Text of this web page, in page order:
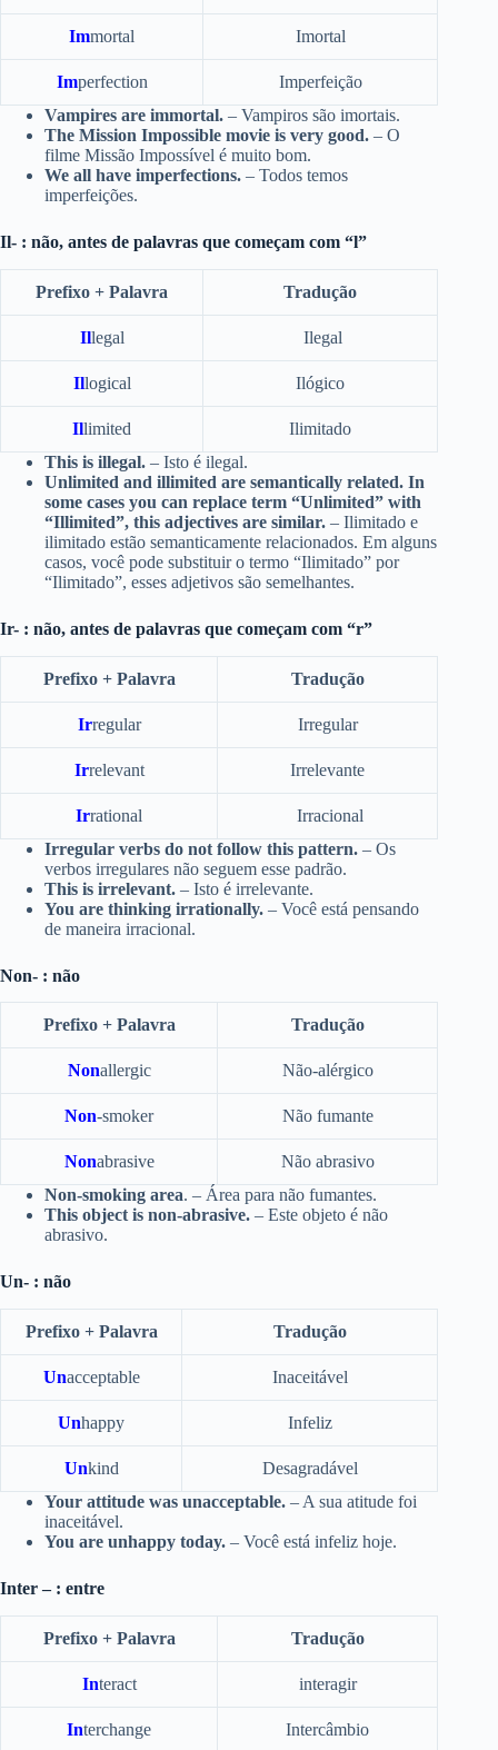
Immortal Imortal
Imperfection
Imperfeição
Vampires are immortal. – Vampiros são imortais.
The Mission Impossible movie is very good. – O
filme Missão Impossível é muito bom.
We all have imperfections. – Todos temos
imperfeições.
Il- : não, antes de palavras que começam com “l”
Prefixo + Palavra Tradução
Illegal Ilegal
Illogical Ilógico
Illimited
Ilimitado
This is illegal. – Isto é ilegal.
Unlimited and illimited are semantically related. In
some cases you can replace term “Unlimited” with
“Illimited”, this adjectives are similar. – Ilimitado e
ilimitado estão semanticamente relacionados. Em alguns
casos, você pode substituir o termo “Ilimitado” por
“Ilimitado”, esses adjetivos são semelhantes.
Ir- : não, antes de palavras que começam com “r”
Prefixo + Palavra Tradução
Irregular Irregular
Irrelevant Irrelevante
Irrational
Irracional
Irregular verbs do not follow this pattern. – Os
verbos irregulares não seguem esse padrão.
This is irrelevant. – Isto é irrelevante.
You are thinking irrationally. – Você está pensando
de maneira irracional.
Non- : não
Prefixo + Palavra Tradução
Nonallergic Não-alérgico
Non-smoker Não fumante
Nonabrasive
Não abrasivo
Non-smoking area. – Área para não fumantes.
This object is non-abrasive. – Este objeto é não
abrasivo.
Un- : não
Prefixo + Palavra Tradução
Unacceptable Inaceitável
Unhappy Infeliz
Unkind
Desagradável
Your attitude was unacceptable. – A sua atitude foi
inaceitável.
You are unhappy today. – Você está infeliz hoje.
Inter – : entre
Prefixo + Palavra Tradução
Interact interagir
Interchange
Intercâmbio